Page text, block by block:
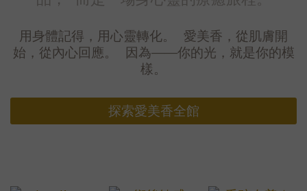
用身體記得，用心靈轉化。 愛美香，從肌膚開
始，從內心回應。 因為——你的光，就是你的模
樣。
探索愛美香全館